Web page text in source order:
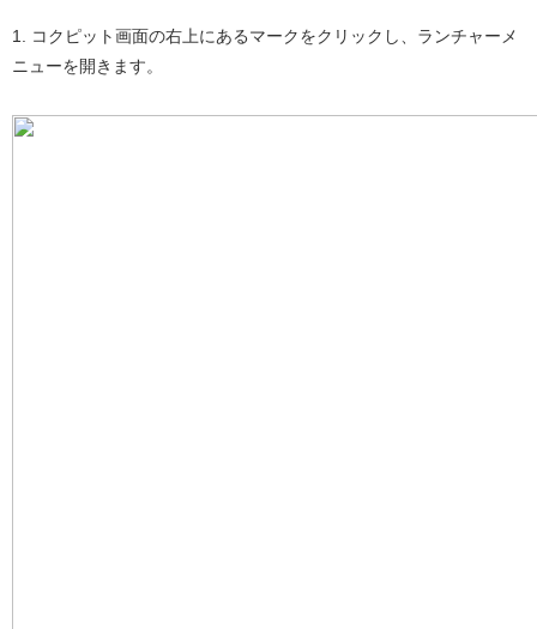
1. コクピット画面の右上にあるマークをクリックし、ランチャーメ
ニューを開きます。